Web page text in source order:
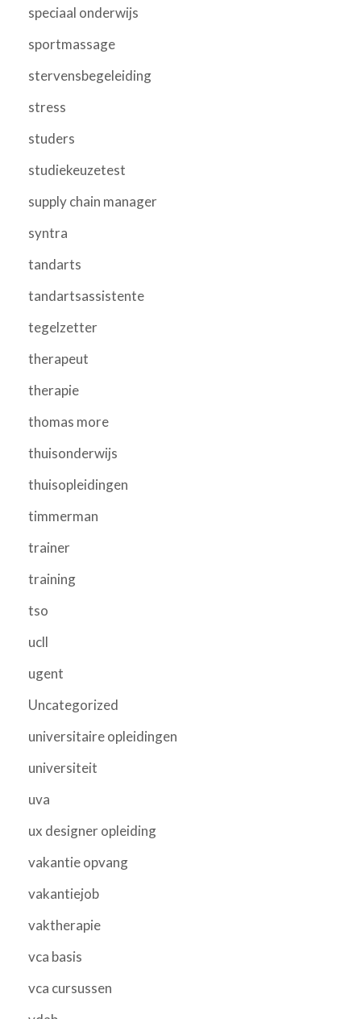
speciaal onderwijs
sportmassage
stervensbegeleiding
stress
studers
studiekeuzetest
supply chain manager
syntra
tandarts
tandartsassistente
tegelzetter
therapeut
therapie
thomas more
thuisonderwijs
thuisopleidingen
timmerman
trainer
training
tso
ucll
ugent
Uncategorized
universitaire opleidingen
universiteit
uva
ux designer opleiding
vakantie opvang
vakantiejob
vaktherapie
vca basis
vca cursussen